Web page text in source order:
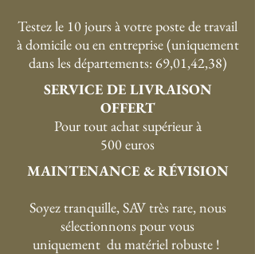
ERGONOMIQUE
Testez le 10 jours à votre poste de travail
à domicile ou en entreprise (uniquement
dans les départements: 69,01,42,38)
SERVICE DE LIVRAISON
OFFERT
Pour tout achat supérieur à
MAINTENANCE & RÉVISION
Soyez tranquille, SAV très rare, nous